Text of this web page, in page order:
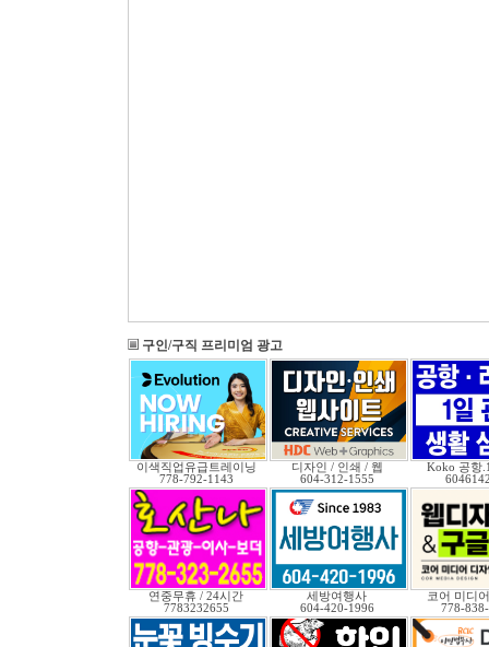
구인/구직 프리미엄 광고
이색직업유급트레이닝
778-792-1143
디자인 / 인쇄 / 웹
604-312-1555
Koko 공항
연중무휴 / 24시간
7783232655
세방여행사
604-420-1996
코어 미디
778-